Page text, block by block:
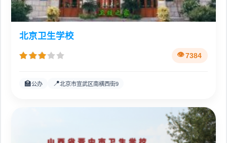
北京卫生学校
7384
🏫公办 📍北京市宣武区南横西街9